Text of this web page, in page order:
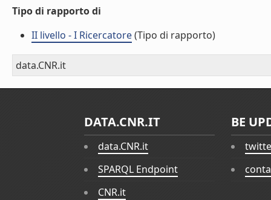
Tipo di rapporto di
II livello - I Ricercatore(Tipo di rapporto)
data.CNR.it
DATA.CNR.IT
data.CNR.it
SPARQL Endpoint
CNR.it
BE